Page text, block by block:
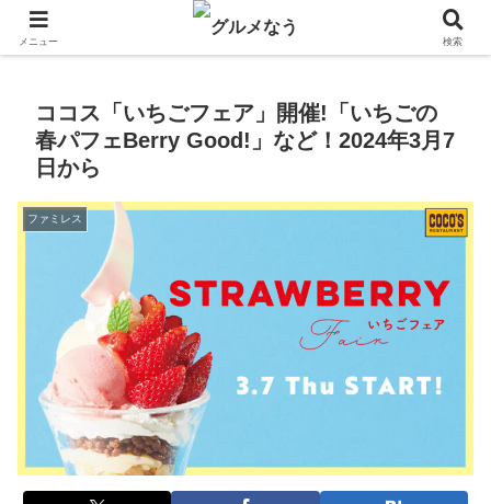
飲食店キャンペーン・食品飲料お菓子新発売のグルメニュース。
ココス「いちごフェア」開催!「いちごの
春パフェBerry Good!」など！2024年3月7
日から
ファミレス
メニュー 検索